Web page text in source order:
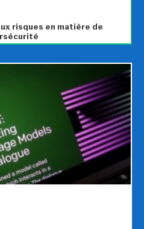
risques en matière de